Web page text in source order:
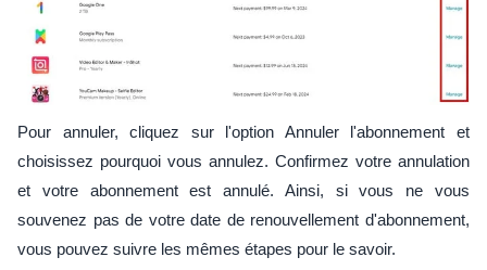
Pour annuler, cliquez sur l'option Annuler l'abonnement et
choisissez pourquoi vous annulez. Confirmez votre annulation
et votre abonnement est annulé. Ainsi, si vous ne vous
souvenez pas de votre date de renouvellement d'abonnement,
vous pouvez suivre les mêmes étapes pour le savoir.